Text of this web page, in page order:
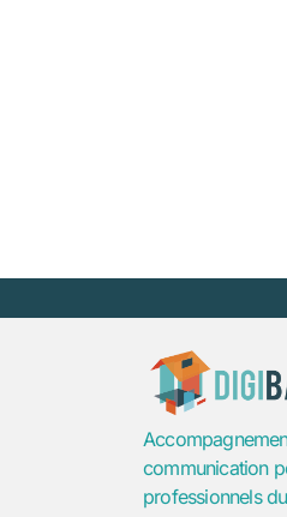
communication
professionnels